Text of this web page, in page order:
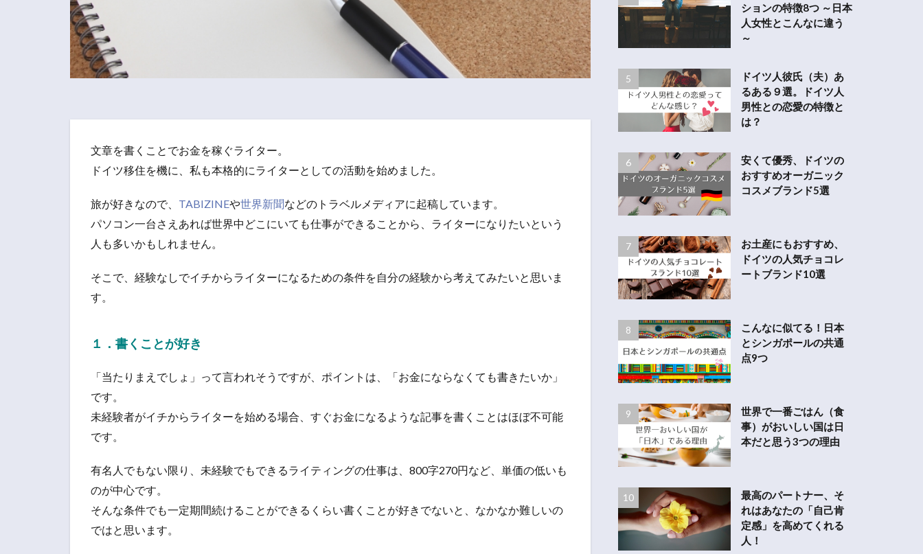
文章を書くことでお金を稼ぐライター。
ドイツ移住を機に、私も本格的にライターとしての活動を始めました。
旅が好きなので、 TABIZINEや世界新聞などのトラベルメディアに起稿しています。
パソコン一台さえあれば世界中どこにいても仕事ができることから、ライターになりたいという
人も多いかもしれません。
そこで、経験なしでイチからライターになるための条件を自分の経験から考えてみたいと思いま
す。
１．書くことが好き
「当たりまえでしょ」って言われそうですが、ポイントは、「お金にならなくても書きたいか」
です。
未経験者がイチからライターを始める場合、すぐお金になるような記事を書くことはほぼ不可能
です。
有名人でもない限り、未経験でもできるライティングの仕事は、800字270円など、単価の低いも
のが中心です。
そんな条件でも一定期間続けることができるくらい書くことが好きでないと、なかなか難しいの
ではと思います。
ションの特徴8つ ～日本
人女性とこんなに違う
～
ドイツ人彼氏（夫）あ
るある９選。ドイツ人
男性との恋愛の特徴と
は？
安くて優秀、ドイツの
おすすめオーガニック
コスメブランド5選
お土産にもおすすめ、
ドイツの人気チョコレ
ートブランド10選
こんなに似てる！日本
とシンガポールの共通
点9つ
世界で一番ごはん（食
事）がおいしい国は日
本だと思う3つの理由
最高のパートナー、そ
れはあなたの「自己肯
定感」を高めてくれる
人！